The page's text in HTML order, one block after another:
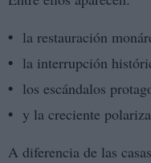
la restauración
la interrupción
los escándalos
y la creciente
A diferencia de las